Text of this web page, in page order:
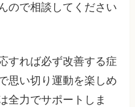
ので相談してください
すれば必ず改善する症
思い切り運動を楽しめ
全力でサポートしま